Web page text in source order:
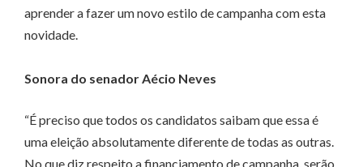
aprender a fazer um novo estilo de campanha com esta
novidade.
Sonora do senador Aécio Neves
“É preciso que todos os candidatos saibam que essa é
uma eleição absolutamente diferente de todas as outras.
No que diz respeito a financiamento de campanha, serão